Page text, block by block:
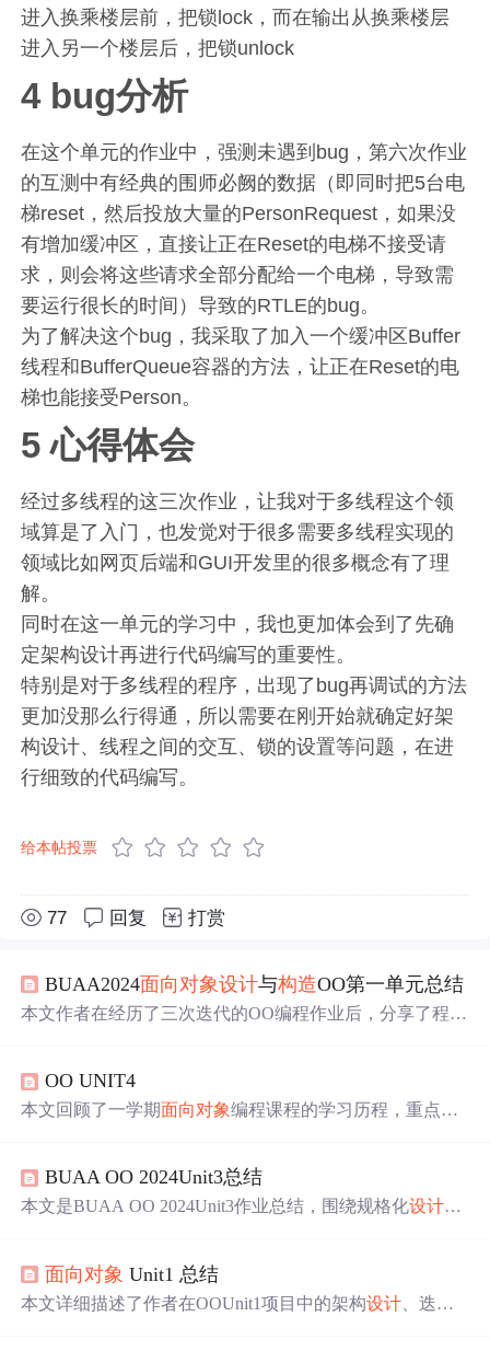
进入换乘楼层前，把锁lock，而在输出从换乘楼层
进入另一个楼层后，把锁unlock
4 bug分析
在这个单元的作业中，强测未遇到bug，第六次作业
的互测中有经典的围师必阙的数据（即同时把5台电
梯reset，然后投放大量的PersonRequest，如果没
有增加缓冲区，直接让正在Reset的电梯不接受请
求，则会将这些请求全部分配给一个电梯，导致需
要运行很长的时间）导致的RTLE的bug。
为了解决这个bug，我采取了加入一个缓冲区Buffer
线程和BufferQueue容器的方法，让正在Reset的电
梯也能接受Person。
5 心得体会
经过多线程的这三次作业，让我对于多线程这个领
域算是了入门，也发觉对于很多需要多线程实现的
领域比如网页后端和GUI开发里的很多概念有了理
解。
同时在这一单元的学习中，我也更加体会到了先确
定架构设计再进行代码编写的重要性。
特别是对于多线程的程序，出现了bug再调试的方法
更加没那么行得通，所以需要在刚开始就确定好架
构设计、线程之间的交互、锁的设置等问题，在进
行细致的代码编写。
给本帖投票
77 回复 打赏
BUAA2024面向对象设计与构造OO第一单元总结
本文作者在经历了三次迭代的OO编程作业后，分享了程序
化的重要性。
OO UNIT4
本文回顾了一学期面向对象编程课程的学习历程，重点介
BUAA OO 2024Unit3总结
本文是BUAA OO 2024Unit3作业总结，围绕规格化设计、
给出优化建议，阐述各次作业指令实现，还提及Junit测试
和学习体会。
面向对象 Unit1 总结
本文详细描述了作者在OOUnit1项目中的架构设计 、迭代